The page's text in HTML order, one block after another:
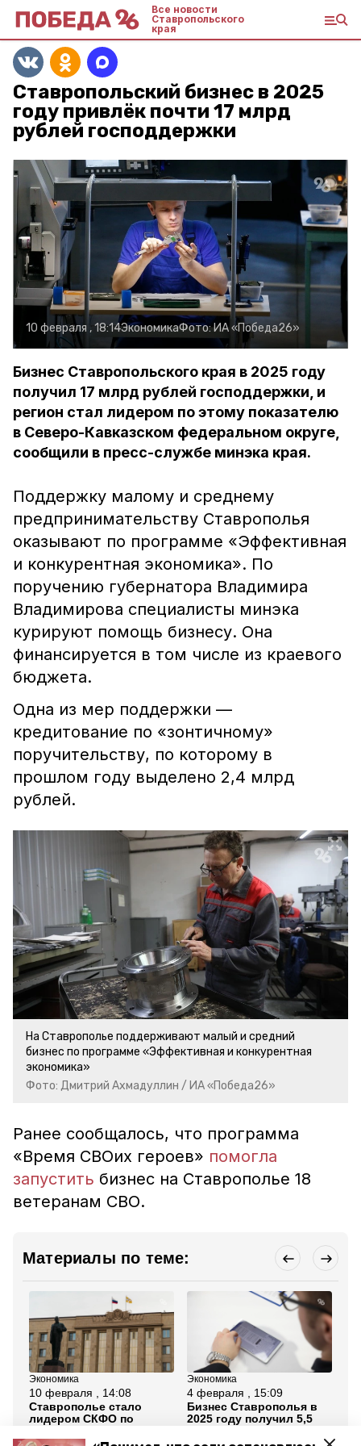
Все новости
Ставропольского
края
Ставропольский бизнес в 2025
году привлёк почти 17 млрд
рублей господдержки
10 февраля , 18:14ЭкономикаФото:ИА «Победа26»
Бизнес Ставропольского края в 2025 году
получил 17 млрд рублей господдержки, и
регион стал лидером по этому показателю
в Северо-Кавказском федеральном округе,
сообщили в пресс-службе минэка края.
Поддержку малому и среднему
предпринимательству Ставрополья
оказывают по программе «Эффективная
и конкурентная экономика». По
поручению губернатора Владимира
Владимирова специалисты минэка
курируют помощь бизнесу. Она
финансируется в том числе из краевого
бюджета.
Одна из мер поддержки —
кредитование по «зонтичному»
поручительству, по которому в
прошлом году выделено 2,4 млрд
рублей.
На Ставрополье поддерживают малый и средний
бизнес по программе «Эффективная и конкурентная
экономика»
Фото: Дмитрий Ахмадуллин / ИА «Победа26»
Ранее сообщалось, что программа
«Время СВОих героев» помогла
запустить бизнес на Ставрополье 18
ветеранам СВО.
Материалы по теме:
Экономика
10 февраля , 14:08
Ставрополье стало
лидером СКФО по
бизнес средствам
Экономика
4 февраля , 15:09
Бизнес Ставрополья в
2025 году получил 5,5
господдержки